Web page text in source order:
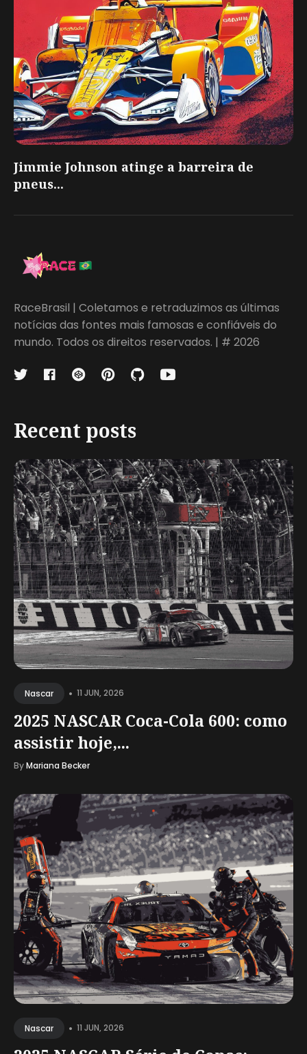
Jimmie Johnson atinge a barreira de
pneus...
RaceBrasil | Coletamos e retraduzimos as últimas
notícias das fontes mais famosas e confiáveis do
mundo. Todos os direitos reservados. | # 2026
Recent posts
Nascar • 11 JUN, 2026
2025 NASCAR Coca-Cola 600: como
assistir hoje,...
ByMariana Becker
Nascar • 11 JUN, 2026